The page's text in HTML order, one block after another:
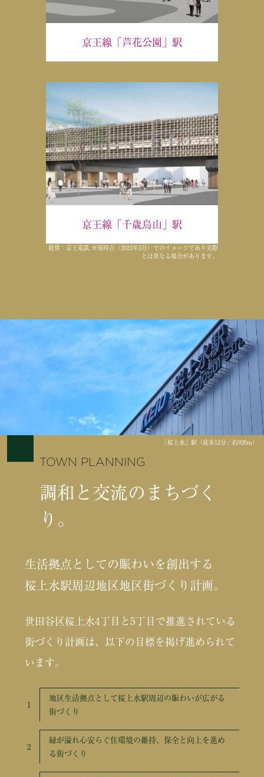
京王線「芦花公園」駅
京王線「千歳烏山」駅
提供：京王電鉄 ※現時点（2023年3月）でのイメージであり実際
とは異なる場合があります。
「桜上水」駅（徒歩12分／約920m）
TOWN PLANNING
調和と交流のまちづく
り。
生活拠点としての賑わいを創出する
桜上水駅周辺地区地区街づくり計画。
世田谷区桜上水4丁目と5丁目で推進されている
街づくり計画は、以下の目標を掲げ進められて
います。
地区生活拠点として桜上水駅周辺の賑わいが広がる
街づくり
緑が溢れ心安らぐ住環境の維持、保全と向上を進め
る街づくり